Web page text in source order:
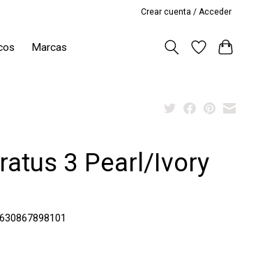
Crear cuenta / Acceder
Marcas
3 Pearl/Ivory